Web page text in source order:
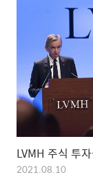
LVMH 주식 투
2021.08.10